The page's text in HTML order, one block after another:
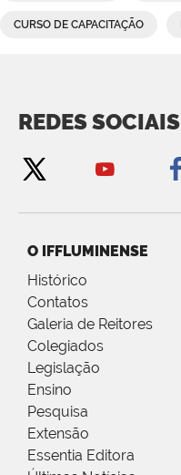
CURSO DE CAPACITAÇÃO
REDES SOCIAIS
O IFFLUMINENSE
Histórico
Contatos
Galeria de Reitores
Colegiados
Legislação
Ensino
Pesquisa
Extensão
Essentia Editora